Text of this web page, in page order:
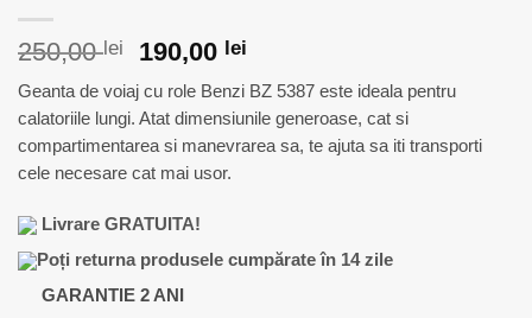
250,00lei
Prețul
inițial
a
fost:
250,00 lei.
190,00 leiPrețul
curent
este:
190,00 lei.
Geanta de voiaj cu role Benzi BZ 5387 este ideala pentru
calatoriile lungi. Atat dimensiunile generoase, cat si
compartimentarea si manevrarea sa, te ajuta sa iti transporti
cele necesare cat mai usor.
Livrare GRATUITA!
Poți returna produsele cumpărate în 14 zile
GARANTIE 2 ANI